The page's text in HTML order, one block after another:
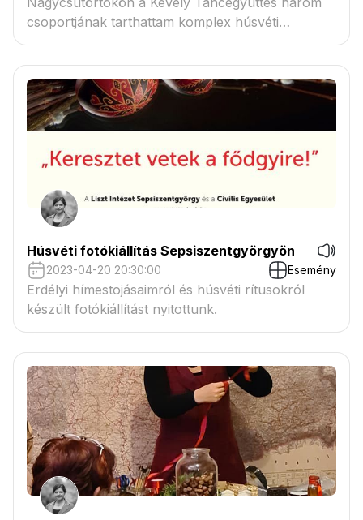
csoportjának tarthattam komplex húsvéti
foglalkozást.
Húsvéti fotókiállítás Sepsiszentgyörgyön
2023-04-20 20:30:00 Esemény
Erdélyi hímestojásaimról és húsvéti rítusokról
készült fotókiállítást nyitottunk.